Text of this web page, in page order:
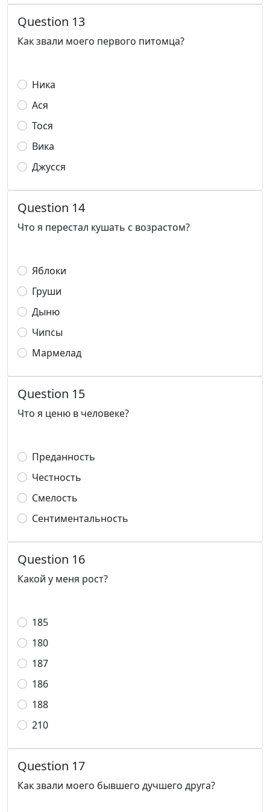
Question 13
Как звали моего первого питомца?
Ника
Ася
Тося
Вика
Джусся
Question 14
Что я перестал кушать с возрастом?
Яблоки
Груши
Дыню
Чипсы
Мармелад
Question 15
Что я ценю в человеке?
Преданность
Честность
Смелость
Сентиментальность
Question 16
Какой у меня рост?
185
180
187
186
188
210
Question 17
Как звали моего бывшего дучшего друга?